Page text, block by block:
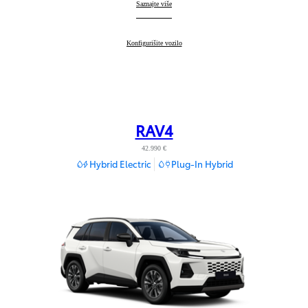
Toyota bZ4X
Saznajte više
Toyota bZ4X:
Konfigurišite vozilo
RAV4
42.990 €
Hybrid Electric Plug-In Hybrid